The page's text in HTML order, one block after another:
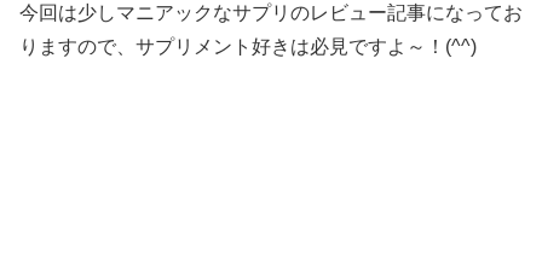
今回は少しマニアックなサプリのレビュー記事になってお
りますので、サプリメント好きは必見ですよ～！(^^)